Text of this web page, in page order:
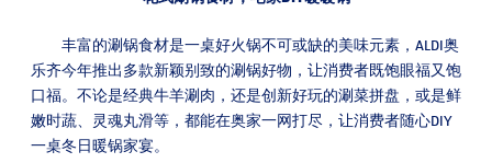
丰富的涮锅食材是一桌好火锅不可或缺的美味元素，ALDI奥
乐齐今年推出多款新颖别致的涮锅好物，让消费者既饱眼福又饱
口福。不论是经典牛羊涮肉，还是创新好玩的涮菜拼盘，或是鲜
嫩时蔬、灵魂丸滑等，都能在奥家一网打尽，让消费者随心DIY
一桌冬日暖锅家宴。